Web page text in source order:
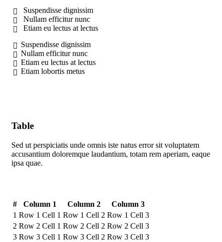
Suspendisse dignissim
Nullam efficitur nunc
Etiam eu lectus at lectus
Suspendisse dignissim
Nullam efficitur nunc
Etiam eu lectus at lectus
Etiam lobortis metus
Table
Sed ut perspiciatis unde omnis iste natus error sit voluptatem
accusantium doloremque laudantium, totam rem aperiam, eaque
ipsa quae.
# Column 1 Column 2
Column 3
1 Row 1 Cell 1 Row 1 Cell 2 Row 1 Cell 3
2 Row 2 Cell 1 Row 2 Cell 2 Row 2 Cell 3
3 Row 3 Cell 1 Row 3 Cell 2 Row 3 Cell 3